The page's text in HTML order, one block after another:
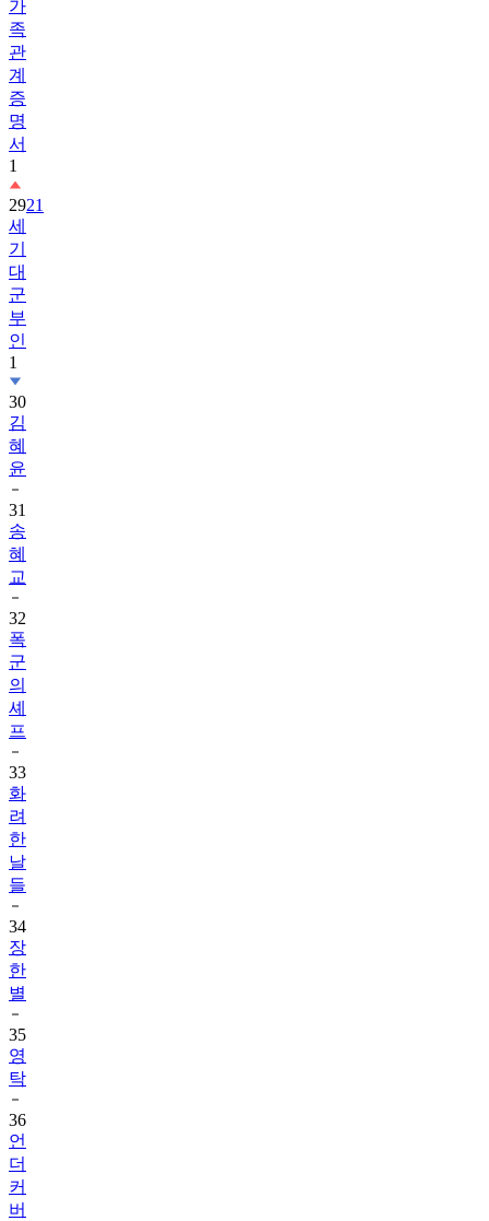
가
족
관
계
증
명
서
1
2921
세
기
대
군
부
인
1
30
김
혜
윤
31
송
혜
교
32
폭
군
의
셰
프
33
화
려
한
날
들
34
장
한
별
35
영
탁
36
언
더
커
버